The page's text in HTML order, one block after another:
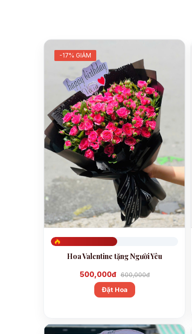
-17% GIẢM
Hoa Valentine tặng Người Yêu
500,000đ 600,000đ
Đặt Hoa